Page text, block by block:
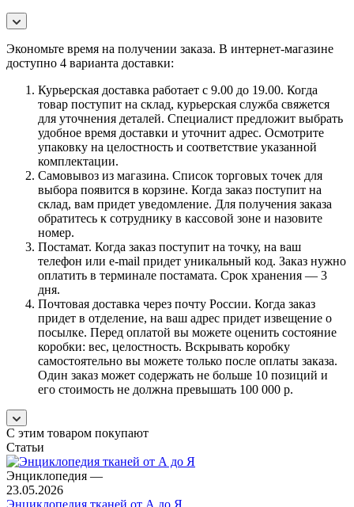
Экономьте время на получении заказа. В интернет-магазине
доступно 4 варианта доставки:
Курьерская доставка работает с 9.00 до 19.00. Когда
товар поступит на склад, курьерская служба свяжется
для уточнения деталей. Специалист предложит выбрать
удобное время доставки и уточнит адрес. Осмотрите
упаковку на целостность и соответствие указанной
комплектации.
Самовывоз из магазина. Список торговых точек для
выбора появится в корзине. Когда заказ поступит на
склад, вам придет уведомление. Для получения заказа
обратитесь к сотруднику в кассовой зоне и назовите
номер.
Постамат. Когда заказ поступит на точку, на ваш
телефон или e-mail придет уникальный код. Заказ нужно
оплатить в терминале постамата. Срок хранения — 3
дня.
Почтовая доставка через почту России. Когда заказ
придет в отделение, на ваш адрес придет извещение о
посылке. Перед оплатой вы можете оценить состояние
коробки: вес, целостность. Вскрывать коробку
самостоятельно вы можете только после оплаты заказа.
Один заказ может содержать не больше 10 позиций и
его стоимость не должна превышать 100 000 р.
С этим товаром покупают
Статьи
Энциклопедия —
23.05.2026
Энциклопедия тканей от А до Я